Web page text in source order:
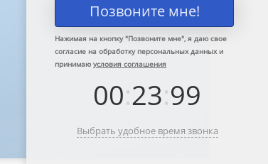
Позвоните мне!
Нажимая на кнопку "Позвоните мне", я даю свое
согласие на обработку персональных данных и
принимаю условия соглашения
00:23:99
Выбрать удобное время звонка